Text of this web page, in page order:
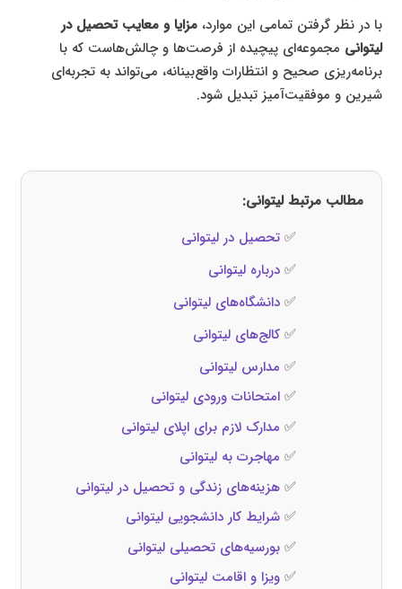
با در نظر گرفتن تمامی این موارد،مزایا و معایب تحصیل در
لیتوانی مجموعه‌ای پیچیده از فرصت‌ها و چالش‌هاست که با
برنامه‌ریزی صحیح و انتظارات واقع‌بینانه، می‌تواند به تجربه‌ای
شیرین و موفقیت‌آمیز تبدیل شود.
مطالب مرتبط لیتوانی:
✅تحصیل در لیتوانی
✅درباره لیتوانی
✅دانشگاه‌های لیتوانی
✅کالج‌های لیتوانی
✅ مدارس لیتوانی
✅امتحانات ورودی لیتوانی
✅ مدارک لازم برای اپلای لیتوانی
✅ مهاجرت به لیتوانی
✅هزینه‌های زندگی و تحصیل در لیتوانی
✅شرایط کار دانشجویی لیتوانی
✅بورسیه‌های تحصیلی لیتوانی
✅ویزا و اقامت لیتوانی